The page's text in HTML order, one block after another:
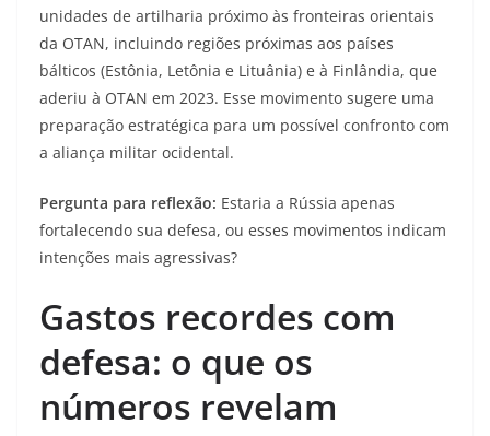
unidades de artilharia próximo às fronteiras orientais
da OTAN, incluindo regiões próximas aos países
bálticos (Estônia, Letônia e Lituânia) e à Finlândia, que
aderiu à OTAN em 2023. Esse movimento sugere uma
preparação estratégica para um possível confronto com
a aliança militar ocidental.
Pergunta para reflexão: Estaria a Rússia apenas
fortalecendo sua defesa, ou esses movimentos indicam
intenções mais agressivas?
Gastos recordes com
defesa: o que os
números revelam